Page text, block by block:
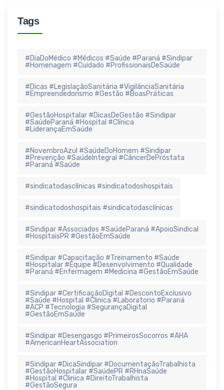
Tags
#DiaDoMédico #Médicos #Saúde #Paraná #Sindipar
#Homenagem #Cuidado #ProfissionaisDeSaúde
#Dicas #LegislaçãoSanitária #VigilânciaSanitária
#Empreendedorismo #Gestão #BoasPráticas
#GestãoHospitalar #DicasDeGestão #Sindipar
#SaúdeParaná #Hospital #Clínica
#LiderançaEmSaúde
#NovembroAzul #SaúdeDoHomem #Sindipar
#Prevenção #SaúdeIntegral #CâncerDePróstata
#Paraná #Saúde
#sindicatodasclínicas #sindicatodoshospitais
#sindicatodoshospitais #sindicatodasclínicas
#Sindipar #Associados #SaúdeParaná #ApoioSindical
#HospitaisPR #GestãoEmSaúde
#Sindipar #Capacitação #Treinamento #Saúde
#Hospitalar #Equipe #Desenvolvimento #Qualidade
#Paraná #Enfermagem #Medicina #GestãoEmSaúde
#Sindipar #CertificaçãoDigital #DescontoExclusivo
#Saúde #Hospital #Clinica #Laboratorio #Paraná
#ACP #Tecnologia #SegurançaDigital
#GestãoEmSaúde
#Sindipar #Desengasgo #PrimeirosSocorros #AHA
#AmericanHeartAssociation
#Sindipar #DicaSindipar #DocumentaçãoTrabalhista
#GestãoHospitalar #SaúdePR #RHnaSaúde
#Hospital #Clinica #DireitoTrabalhista
#GestãoSegura